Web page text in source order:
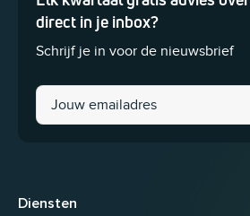
direct in je inbox?
Schrijf je in voor de nieuwsbrief
Name
Diensten